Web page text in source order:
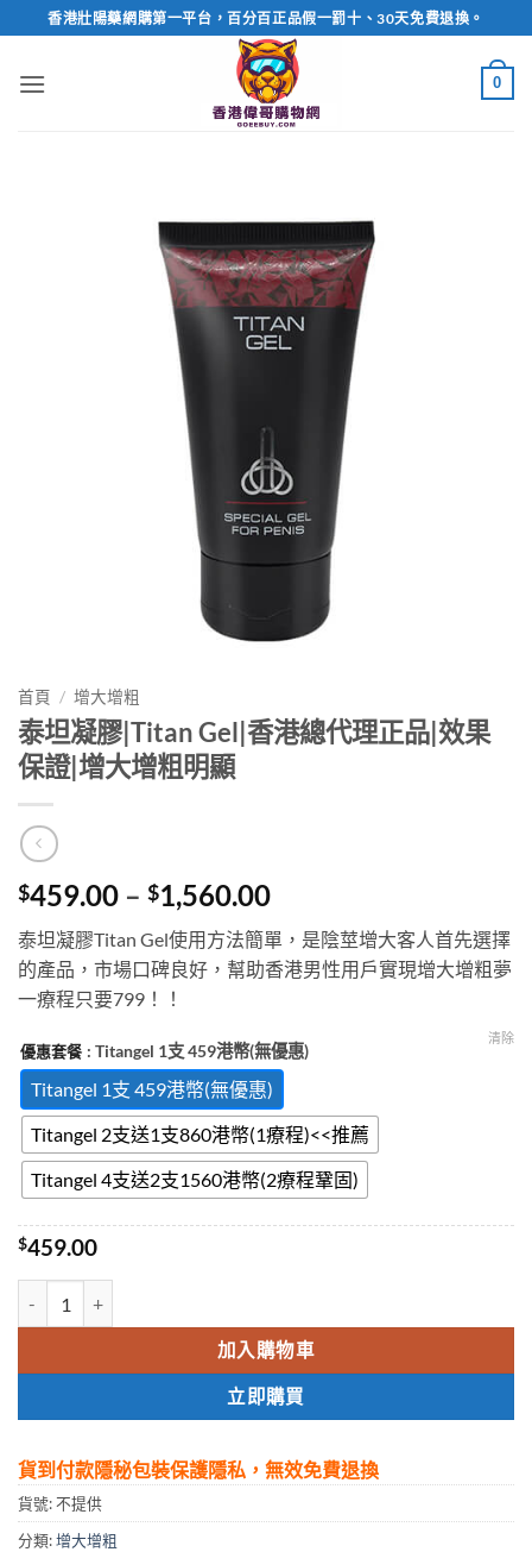
to
content
香港壯陽藥網購第一平台，百分百正品假一罰十、30天免費退換。
0
首頁 / 增大增粗
泰坦凝膠|Titan Gel|香港總代理正品|效果
保證|增大增粗明顯
$459.00 – $1,560.00Price
range:
$459.00
through
泰坦凝膠Titan Gel使用方法簡單，是陰莖增大客人首先選擇
的產品，市場口碑良好，幫助香港男性用戶實現增大增粗夢
一療程只要799！！
優惠套餐 : Titangel 1支 459港幣(無優惠)
Titangel 1支 459港幣(無優惠)
Titangel 2支送1支860港幣(1療程)<<推薦
Titangel 4支送2支1560港幣(2療程鞏固)
清除
$459.00
加入購物車
立即購買
貨到付款隱秘包裝保護隱私，無效免費退換
貨號:不提供
分類:增大增粗